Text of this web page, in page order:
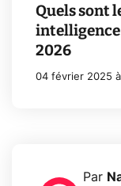
Quels sont
2026
04 février 2025 à
Par